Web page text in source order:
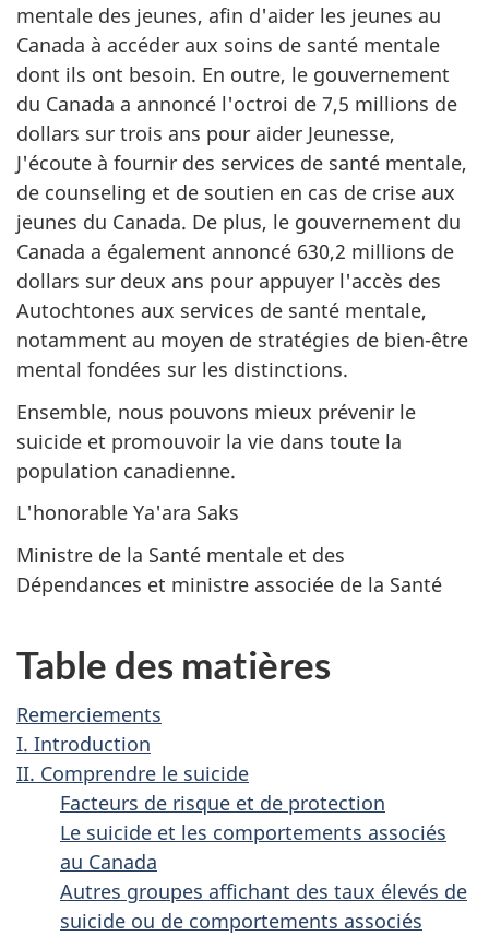
mentale des jeunes, afin d'aider les jeunes au
Canada à accéder aux soins de santé mentale
dont ils ont besoin. En outre, le gouvernement
du Canada a annoncé l'octroi de 7,5 millions de
dollars sur trois ans pour aider Jeunesse,
J'écoute à fournir des services de santé mentale,
de counseling et de soutien en cas de crise aux
jeunes du Canada. De plus, le gouvernement du
Canada a également annoncé 630,2 millions de
dollars sur deux ans pour appuyer l'accès des
Autochtones aux services de santé mentale,
notamment au moyen de stratégies de bien-être
mental fondées sur les distinctions.
Ensemble, nous pouvons mieux prévenir le
suicide et promouvoir la vie dans toute la
population canadienne.
L'honorable Ya'ara Saks
Ministre de la Santé mentale et des
Dépendances et ministre associée de la Santé
Table des matières
Remerciements
I. Introduction
II. Comprendre le suicide
Facteurs de risque et de protection
Le suicide et les comportements associés
au Canada
Autres groupes affichant des taux élevés de
suicide ou de comportements associés